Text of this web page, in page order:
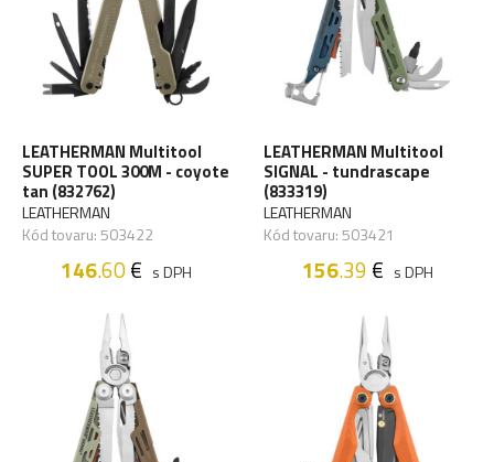
LEATHERMAN Multitool
SUPER TOOL 300M - coyote
tan (832762)
LEATHERMAN
Kód tovaru: 503422
146.60€ s DPH
LEATHERMAN Multitool
SIGNAL - tundrascape
(833319)
LEATHERMAN
Kód tovaru: 503421
156.39 € s DPH